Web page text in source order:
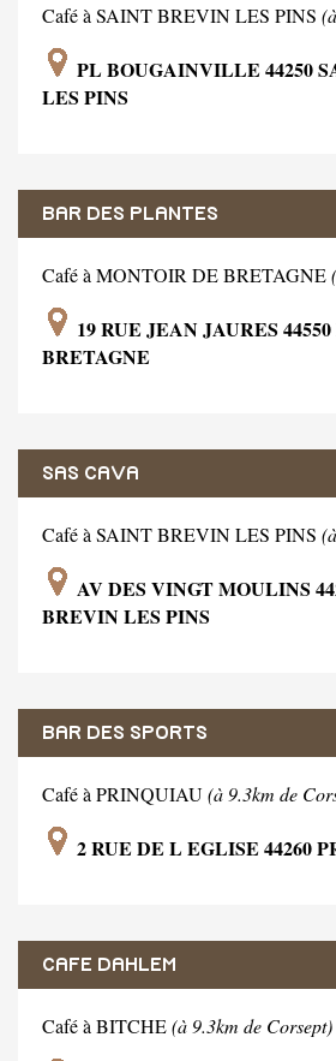
Café à SAINT BREVIN LES PINS
PL BOUGAINVILLE 44250
LES PINS
BAR DES PLANTES
Café à MONTOIR DE BRETAGNE
19 RUE JEAN JAURES
BRETAGNE
SAS CAVA
Café à SAINT BREVIN LES PINS
AV DES VINGT MOULINS
BREVIN LES PINS
BAR DES SPORTS
Café à PRINQUIAU(à 9.3km de
2 RUE DE L EGLISE 44260
CAFE DAHLEM
Café à BITCHE(à 9.3km de Corsept)